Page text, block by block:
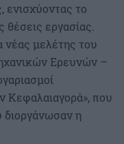
ενισχύοντας το
θέσεις εργασίας.
νέας μελέτης του
Ερευνών –
Κεφαλαιαγορά», που
η